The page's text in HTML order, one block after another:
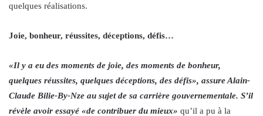
quelques réalisations.
Joie, bonheur, réussites, déceptions, défis…
«Il y a eu des moments de joie, des moments de bonheur,
quelques réussites, quelques déceptions, des défis», assure Alain-
Claude Bilie-By-Nze au sujet de sa carrière gouvernementale. S’il
révèle avoir essayé «de contribuer du mieux» qu’il a pu à la